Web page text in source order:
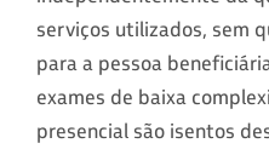
serviços utilizados, sem
para a pessoa
exames de baixa
presencial são isentos